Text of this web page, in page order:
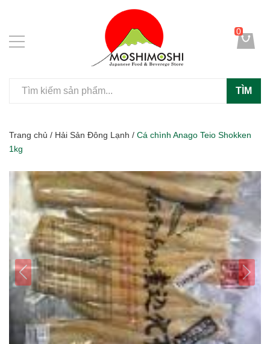
TÌM
0
Trang chủ / Hải Sản Đông Lạnh / Cá chình Anago Teio Shokken
1kg